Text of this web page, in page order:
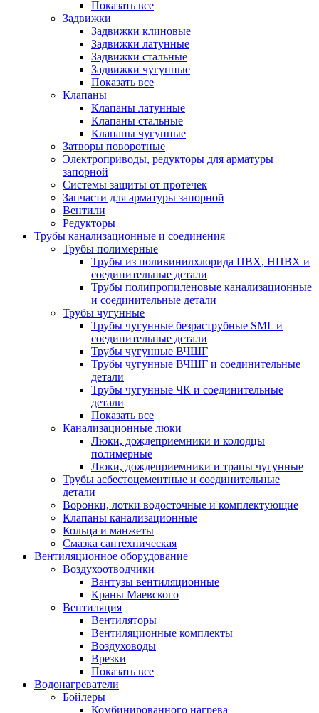
Показать все
Задвижки
Задвижки клиновые
Задвижки латунные
Задвижки стальные
Задвижки чугунные
Показать все
Клапаны
Клапаны латунные
Клапаны стальные
Клапаны чугунные
Затворы поворотные
Электроприводы, редукторы для арматуры
запорной
Системы защиты от протечек
Запчасти для арматуры запорной
Вентили
Редукторы
Трубы канализационные и соединения
Трубы полимерные
Трубы из поливинилхлорида ПВХ, НПВХ и
соединительные детали
Трубы полипропиленовые канализационные
и соединительные детали
Трубы чугунные
Трубы чугунные безраструбные SML и
соединительные детали
Трубы чугунные ВЧШГ
Трубы чугунные ВЧШГ и соединительные
детали
Трубы чугунные ЧК и соединительные
детали
Показать все
Канализационные люки
Люки, дождеприемники и колодцы
полимерные
Люки, дождеприемники и трапы чугунные
Трубы асбестоцементные и соединительные
детали
Воронки, лотки водосточные и комплектующие
Клапаны канализационные
Кольца и манжеты
Смазка сантехническая
Вентиляционное оборудование
Воздухоотводчики
Вантузы вентиляционные
Краны Маевского
Вентиляция
Вентиляторы
Вентиляционные комплекты
Воздуховоды
Врезки
Показать все
Водонагреватели
Бойлеры
Комбинированного нагрева